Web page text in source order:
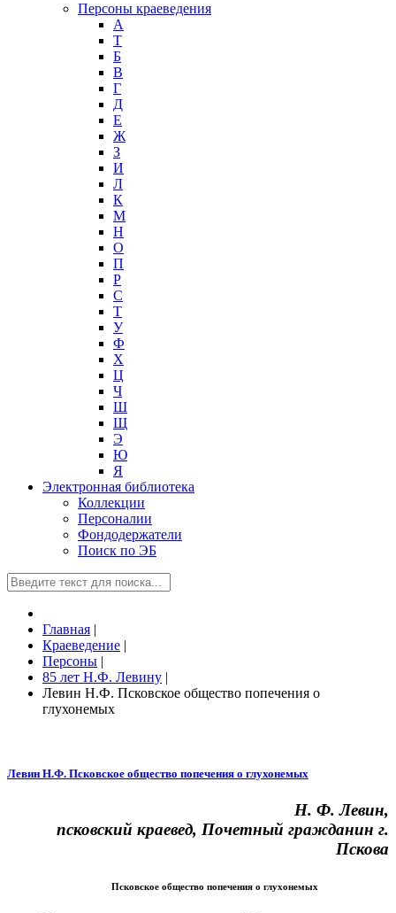
Персоны краеведения
А
T
Б
В
Г
Д
Е
Ж
З
И
Л
К
М
Н
О
П
Р
С
Т
У
Ф
Х
Ц
Ч
Ш
Щ
Э
Ю
Я
Электронная библиотека
Коллекции
Персоналии
Фондодержатели
Поиск по ЭБ
Главная |
Краеведение |
Персоны |
85 лет Н.Ф. Левину |
Левин Н.Ф. Псковское общество попечения о
глухонемых
Левин Н.Ф. Псковское общество попечения о глухонемых
Н. Ф. Левин,
псковский краевед, Почетный гражданин г.
Пскова
Псковское общество попечения о глухонемых